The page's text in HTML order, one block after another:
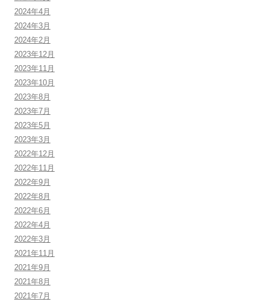
2024年4月
2024年3月
2024年2月
2023年12月
2023年11月
2023年10月
2023年8月
2023年7月
2023年5月
2023年3月
2022年12月
2022年11月
2022年9月
2022年8月
2022年6月
2022年4月
2022年3月
2021年11月
2021年9月
2021年8月
2021年7月